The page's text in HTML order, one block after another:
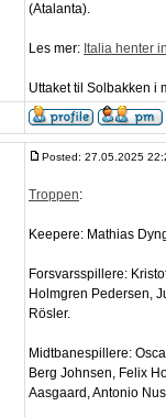
(Atalanta).
Les mer: Italia henter
Uttaket til Solbakken i
Posted: 27.05.2025
Troppen:
Keepere: Mathias
Forsvarsspillere:
Holmgren Pedersen,
Rösler.
Midtbanespillere:
Berg Johnsen, Felix
Aasgaard, Antonio